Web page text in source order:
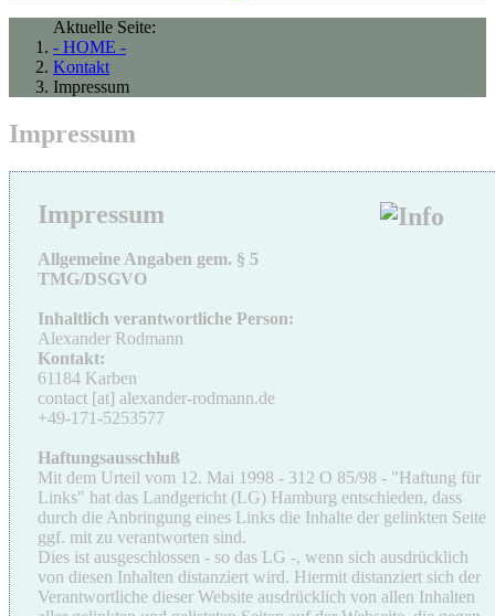
Aktuelle Seite:
- HOME -
Kontakt
Impressum
Impressum
Impressum
Allgemeine Angaben gem. § 5
TMG/DSGVO
Inhaltlich verantwortliche Person:
Alexander Rodmann
Kontakt:
61184 Karben
contact [at] alexander-rodmann.de
+49-171-5253577
Haftungsausschluß
Mit dem Urteil vom 12. Mai 1998 - 312 O 85/98 - "Haftung für
Links" hat das Landgericht (LG) Hamburg entschieden, dass
durch die Anbringung eines Links die Inhalte der gelinkten Seite
ggf. mit zu verantworten sind.
Dies ist ausgeschlossen - so das LG -, wenn sich ausdrücklich
von diesen Inhalten distanziert wird. Hiermit distanziert sich der
Verantwortliche dieser Website ausdrücklich von allen Inhalten